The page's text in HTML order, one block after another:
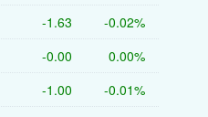
-1.63 -0.02%
-0.00 0.00%
-1.00 -0.01%